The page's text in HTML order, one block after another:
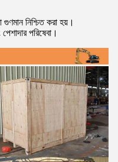
গুণমান নিশ্চিত করা হয়।
পরিষেবা।